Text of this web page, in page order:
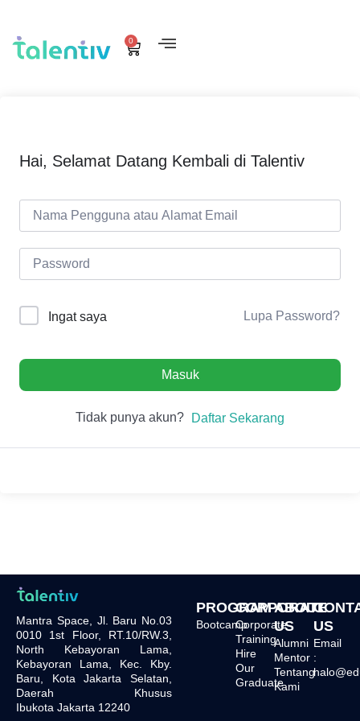
0
Hai, Selamat Datang Kembali di Talentiv
Ingat saya Lupa Password?
Masuk
Tidak punya akun? Daftar Sekarang
Mantra Space, Jl. Baru No.03
0010 1st Floor, RT.10/RW.3,
North Kebayoran Lama,
Kebayoran Lama, Kec. Kby.
Baru, Kota Jakarta Selatan,
Daerah Khusus
Ibukota Jakarta 12240
PROGRAM
Bootcamp
CORPORATE
Corporate
Training
Hire
Our
Graduate
ABOUT
US
Alumni
Mentor
Tentang
Kami
US
Email
: